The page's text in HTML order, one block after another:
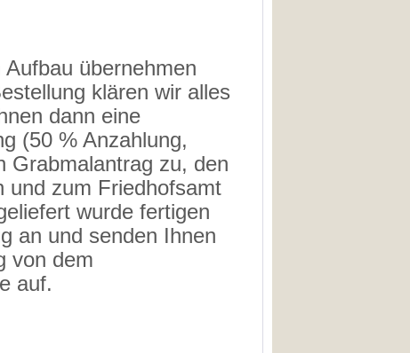
übernehmen
klären wir alles
dann eine
(50 % Anzahlung,
Grabmalantrag zu, den
und zum Friedhofsamt
wurde fertigen
an und senden Ihnen
von dem
auf.